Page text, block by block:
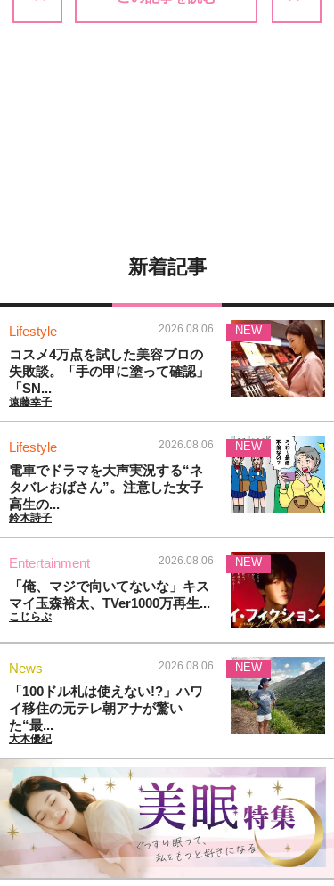
新着記事
Lifestyle 2026.08.06
コスメ4万点を試した美容プロの
失敗談。「手の甲に塗って確認」
「SN...
遠藤幸子
NEW
Lifestyle 2026.08.06
電車でドラマを大声実況する“ネ
タバレおばさん”。注意した女子
高生の...
鈴木詩子
NEW
Entertainment 2026.08.06
「俺、マジで向いてないな」キス
マイ玉森裕太、TVer1000万再生...
こじらぶ
NEW
News 2026.08.06
「100ドル札は使えない!?」ハワ
イ移住の元テレ朝アナが驚い
た“最...
大木優紀
NEW